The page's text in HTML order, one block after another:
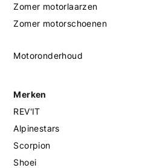
Zomer motorlaarzen
Zomer motorschoenen
Motoronderhoud
Merken
REV'IT
Alpinestars
Scorpion
Shoei